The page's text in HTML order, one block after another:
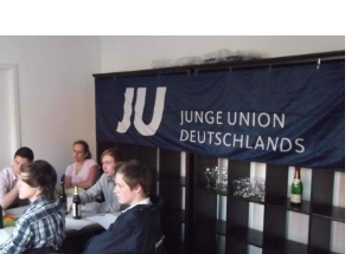
TERMINE
KREISVORSTAND
ORTSVERBÄNDE
VEREINIGUNGEN
Kreistagsfraktion
der CDU Oberhavel